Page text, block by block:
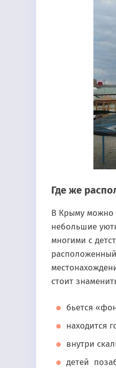
Где же
В Крыму можно
небольшие
многими с
стоит
бьется
находится
внутри
детей